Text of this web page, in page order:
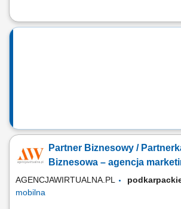
Zakres działania prowadzenie własnej
Partner Biznesowy /
Biznesowa – agencja
AGENCJAWIRTUALNA.PL
mobilna